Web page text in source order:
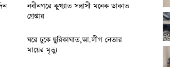
নবীনগরে কুখ্যাত সন্ত্রাসী মনেক ডাকাত
গ্রেপ্তার
ঘরে ঢুকে ছুরিকাঘাত,আ.লীগ নেতার
মায়ের মৃত্যু